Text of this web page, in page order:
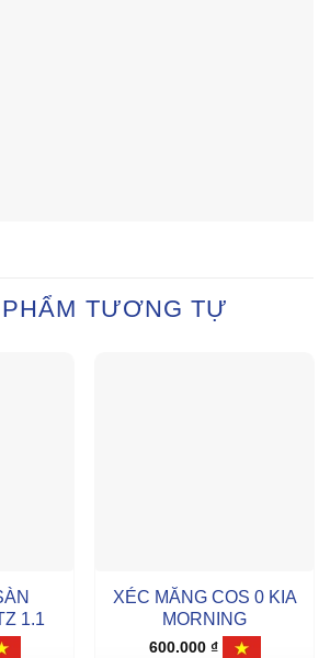
TƯƠNG TỰ
1.1
XÉC MĂNG COS 0 KIA
MORNING
600.000 ₫